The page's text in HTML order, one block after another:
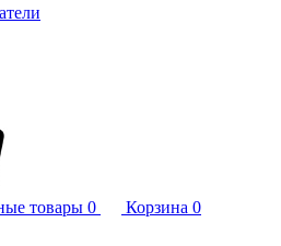
товары 0 Корзина 0